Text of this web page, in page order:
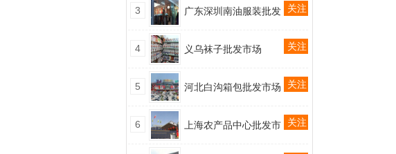
3 广东深圳南油服装批发 关注
4 义乌袜子批发市场 关注
5 河北白沟箱包批发市场 关注
6 上海农产品中心批发市 关注